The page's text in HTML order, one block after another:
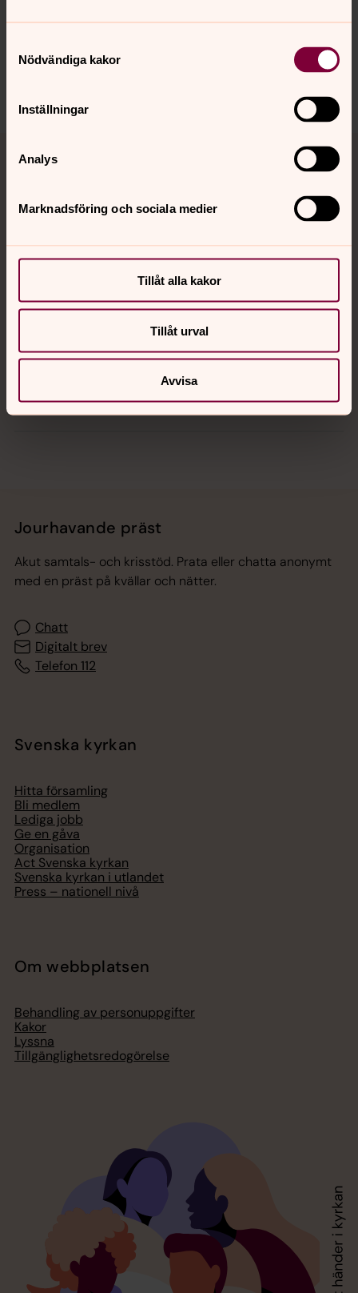
Nödvändiga kakor
Inställningar
Analys
Marknadsföring och sociala medier
Tillåt alla kakor
Tillåt urval
Avvisa
kungsbacka.pastorat@svenskakyrkan.se
Sociala kanaler
Jourhavande präst
Akut samtals- och krisstöd. Prata eller chatta anonymt
med en präst på kvällar och nätter.
Chatt
Digitalt brev
Telefon 112
Svenska kyrkan
Hitta församling
Bli medlem
Lediga jobb
Ge en gåva
Organisation
Act Svenska kyrkan
Svenska kyrkan i utlandet
Press – nationell nivå
Om webbplatsen
Behandling av personuppgifter
Kakor
Lyssna
Tillgänglighetsredogörelse